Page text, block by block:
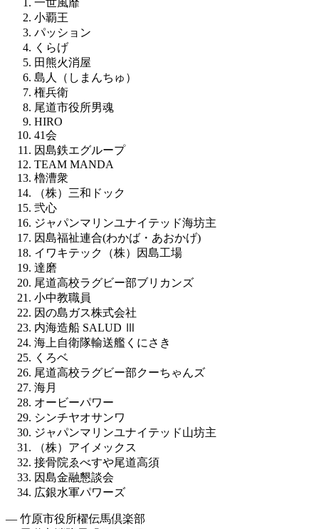
小覇王
パッション
くらげ
田熊火消屋
島人（しまんちゅ）
権兵衛
尾道市役所男魂
HIRO
41会
因島鉄エグループ
TEAM MANDA
櫓漕衆
（株）三和ドック
弐心
ジャパンマリンユナイテッド海坊主
因島福祉連合(わかば・あおかげ)
イワキテック（株）因島工場
達磨
尾道高校ラグビー部ブリカンズ
小中教職員
因の島ガス株式会社
内海造船 SALUD Ⅲ
海上自衛隊輸送艦くにさき
くろベ
尾道高校ラグビー部クーちゃんズ
海月
オービーパワー
シンチヤオサンワ
ジャパンマリンユナイテッド山坊主
（株）アイメックス
接骨院ゑべすや尾道高須
因島金融懇談会
広銀水軍パワーズ
― 竹原市役所櫂伝馬倶楽部